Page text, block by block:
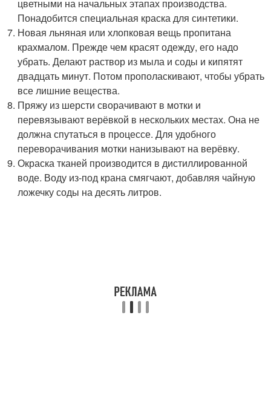
цветными на начальных этапах производства.
Понадобится специальная краска для синтетики.
Новая льняная или хлопковая вещь пропитана
крахмалом. Прежде чем красят одежду, его надо
убрать. Делают раствор из мыла и соды и кипятят
двадцать минут. Потом прополаскивают, чтобы убрать
все лишние вещества.
Пряжу из шерсти сворачивают в мотки и
перевязывают верёвкой в нескольких местах. Она не
должна спутаться в процессе. Для удобного
переворачивания мотки нанизывают на верёвку.
Окраска тканей производится в дистиллированной
воде. Воду из-под крана смягчают, добавляя чайную
ложечку соды на десять литров.